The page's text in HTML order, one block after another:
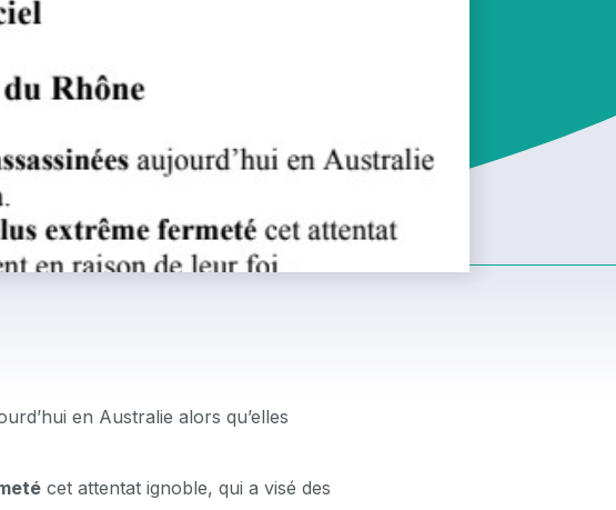
en Australie alors qu’elles
cet attentat ignoble, qui a visé des